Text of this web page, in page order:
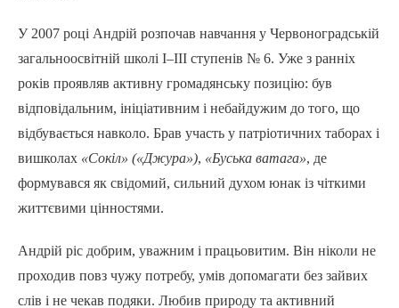
У 2007 році Андрій розпочав навчання у Червоноградській
загальноосвітній школі І–ІІІ ступенів № 6. Уже з ранніх
років проявляв активну громадянську позицію: був
відповідальним, ініціативним і небайдужим до того, що
відбувається навколо. Брав участь у патріотичних таборах і
вишколах «Сокіл» («Джура»), «Буська ватага», де
формувався як свідомий, сильний духом юнак із чіткими
життєвими цінностями.
Андрій ріс добрим, уважним і працьовитим. Він ніколи не
проходив повз чужу потребу, умів допомагати без зайвих
слів і не чекав подяки. Любив природу та активний